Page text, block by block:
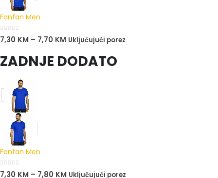
Fanfan Men
0out of 5
7,30 KM – 7,70 KM Uključujući porez
ZADNJE DODATO
Fanfan Men
0out of 5
7,30 KM – 7,80 KM Uključujući porez